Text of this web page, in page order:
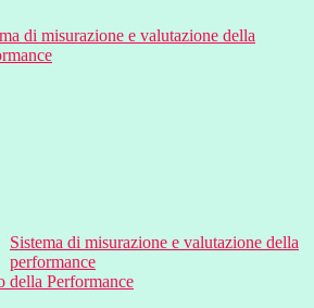
di misurazione e valutazione della
Sistema di misurazione e valutazione della
performance
della Performance